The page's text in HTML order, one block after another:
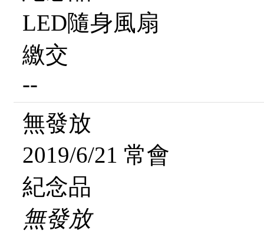
LED隨身風扇
繳交
--
無發放
2019/6/21 常會
紀念品
無發放